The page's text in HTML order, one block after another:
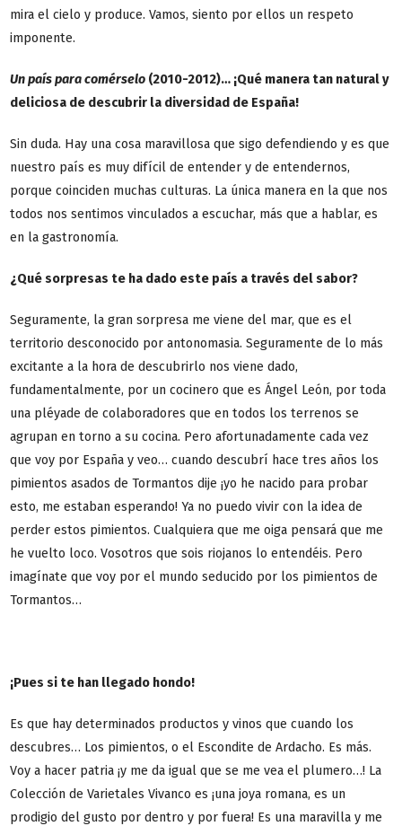
mira el cielo y produce. Vamos, siento por ellos un respeto
imponente.
Un país para comérselo (2010-2012)… ¡Qué manera tan natural y
deliciosa de descubrir la diversidad de España!
Sin duda. Hay una cosa maravillosa que sigo defendiendo y es que
nuestro país es muy difícil de entender y de entendernos,
porque coinciden muchas culturas. La única manera en la que nos
todos nos sentimos vinculados a escuchar, más que a hablar, es
en la gastronomía.
¿Qué sorpresas te ha dado este país a través del sabor?
Seguramente, la gran sorpresa me viene del mar, que es el
territorio desconocido por antonomasia. Seguramente de lo más
excitante a la hora de descubrirlo nos viene dado,
fundamentalmente, por un cocinero que es Ángel León, por toda
una pléyade de colaboradores que en todos los terrenos se
agrupan en torno a su cocina. Pero afortunadamente cada vez
que voy por España y veo… cuando descubrí hace tres años los
pimientos asados de Tormantos dije ¡yo he nacido para probar
esto, me estaban esperando! Ya no puedo vivir con la idea de
perder estos pimientos. Cualquiera que me oiga pensará que me
he vuelto loco. Vosotros que sois riojanos lo entendéis. Pero
imagínate que voy por el mundo seducido por los pimientos de
Tormantos…
¡Pues si te han llegado hondo!
Es que hay determinados productos y vinos que cuando los
descubres… Los pimientos, o el Escondite de Ardacho. Es más.
Voy a hacer patria ¡y me da igual que se me vea el plumero…! La
Colección de Varietales Vivanco es ¡una joya romana, es un
prodigio del gusto por dentro y por fuera! Es una maravilla y me